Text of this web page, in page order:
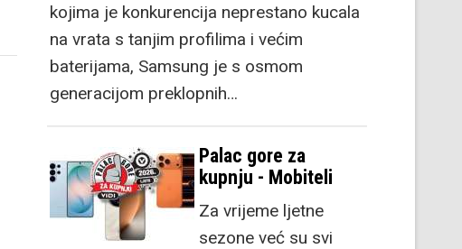
kojima je konkurencija neprestano kucala
na vrata s tanjim profilima i većim
baterijama, Samsung je s osmom
generacijom preklopnih…
Palac gore za
kupnju - Mobiteli
Za vrijeme ljetne
sezone već su svi